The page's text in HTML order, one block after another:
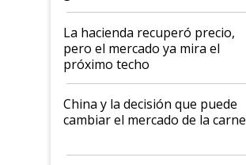
histórico para la actividad
La hacienda recuperó precio,
pero el mercado ya mira el
próximo techo
China y la decisión que puede
cambiar el mercado de la carne